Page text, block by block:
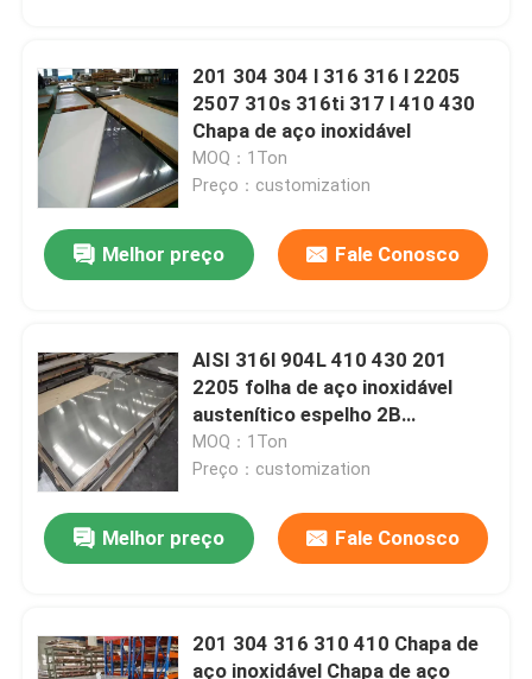
201 304 304 l 316 316 l 2205
2507 310s 316ti 317 l 410 430
Chapa de aço inoxidável
MOQ：1Ton
Preço：customization
Melhor preço Fale Conosco
AISI 316l 904L 410 430 201
2205 folha de aço inoxidável
austenítico espelho 2B
escovado
MOQ：1Ton
Preço：customization
Melhor preço Fale Conosco
201 304 316 310 410 Chapa de
aço inoxidável Chapa de aço